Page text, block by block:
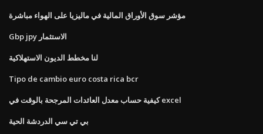
مؤشر سوق الأوراق المالية في ماليزيا على الهواء مباشرة
Gbp jpy الاستثمار
لنا مخطط الديون الاستهلاكية
Tipo de cambio euro costa rica bcr
كيفية حساب معدل العائدات المرجحة بالوقت في excel
بي تي سي الدردشة الحية